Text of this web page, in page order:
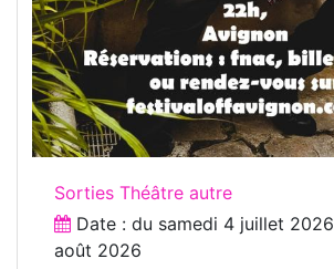
Sorties Théâtre autre
Date : du samedi 4 juillet 2026
août 2026